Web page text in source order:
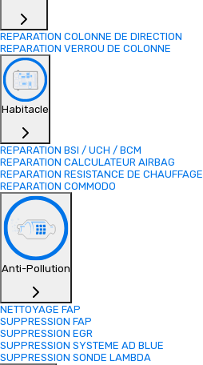
REPARATION COLONNE DE DIRECTION
REPARATION VERROU DE COLONNE
Habitacle
REPARATION BSI / UCH / BCM
REPARATION CALCULATEUR AIRBAG
REPARATION RESISTANCE DE CHAUFFAGE
REPARATION COMMODO
Anti-Pollution
NETTOYAGE FAP
SUPPRESSION FAP
SUPPRESSION EGR
SUPPRESSION SYSTEME AD BLUE
SUPPRESSION SONDE LAMBDA